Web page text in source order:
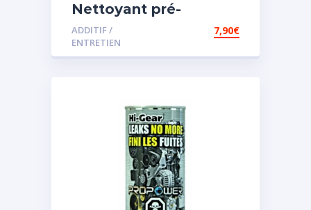
Nettoyant pré-
vidange
ADDITIF /
ENTRETIEN
7,90€